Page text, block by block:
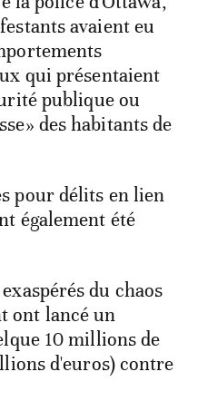
avaient eu
qui présentaient
publique ou
des habitants de
pour délits en lien
également été
du chaos
ont lancé un
10 millions de
d'euros) contre